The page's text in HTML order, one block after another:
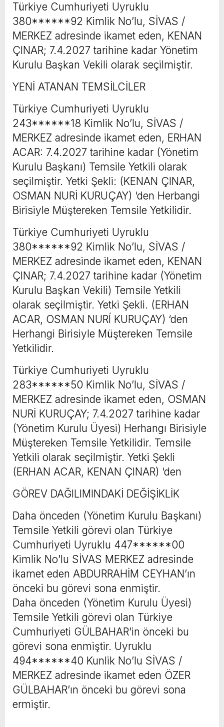
Türkiye Cumhuriyeti Uyruklu
380******92 Kimlik No’lu, SİVAS /
MERKEZ adresinde ikamet eden, KENAN
ÇINAR; 7.4.2027 tarihine kadar Yönetim
Kurulu Başkan Vekili olarak seçilmiştir.
YENİ ATANAN TEMSİLCİLER
Türkiye Cumhuriyeti Uyruklu
243******18 Kimlik No’lu, SİVAS /
MERKEZ adresinde ikamet eden, ERHAN
ACAR: 7.4.2027 tarihine kadar (Yönetim
Kurulu Başkanı) Temsile Yetkili olarak
seçilmiştir. Yetki Şekli: (KENAN ÇINAR,
OSMAN NURİ KURUÇAY) ‘den Herbangi
Birisiyle Müştereken Temsile Yetkilidir.
Türkiye Cumhuriyeti Uyruklu
380******92 Kimlik No’lu, SİVAS /
MERKEZ adresinde ikamet eden, KENAN
ÇINAR; 7.4.2027 tarihine kadar (Yönetim
Kurulu Başkan Vekili) Temsile Yetkili
olarak seçilmiştir. Yetki Şekli. (ERHAN
ACAR, OSMAN NURÍ KURUÇAY) ‘den
Herhangi Birisiyle Müştereken Temsile
Yetkilidir.
Türkiye Cumhuriyeti Uyruklu
283******50 Kimlik No’lu, SİVAS /
MERKEZ adresinde ikamet eden, OSMAN
NURİ KURUÇAY; 7.4.2027 tarihine kadar
(Yönetim Kurulu Üyesi) Herhangı Birisiyle
Müştereken Temsile Yetkilidir. Temsile
Yetkili olarak seçilmiştir. Yetki Şekli
(ERHAN ACAR, KENAN ÇINAR) ‘den
GÖREV DAĞILIMINDAKİ DEĞİŞİKLİK
Daha önceden (Yönetim Kurulu Başkanı)
Temsile Yetkili görevi olan Türkiye
Cumhuriyeti Uyruklu 447******00
Kimlik No’lu SİVAS MERKEZ adresinde
ikamet eden ABDURRAHİM CEYHAN’ın
önceki bu görevi sona enmiştir.
Daha önceden (Yönetim Kurulu Üyesi)
Temsile Yetkili görevi olan Türkiye
Cumhuriyeti GÜLBAHAR’in önceki bu
görevi sona enmiştir. Uyruklu
494******40 Kunlik No’lu SİVAS /
MERKEZ adresinde ikamet eden ÖZER
GÜLBAHAR’ın önceki bu görevi sona
ermiştir.